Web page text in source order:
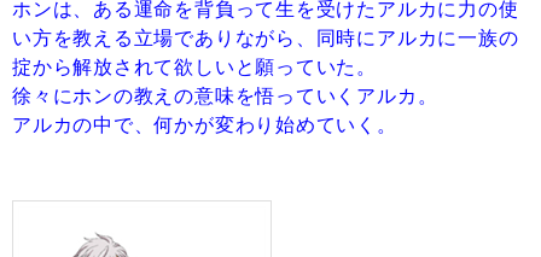
ホンは、ある運命を背負って生を受けたアルカに力の使
い方を教える立場でありながら、同時にアルカに一族の
掟から解放されて欲しいと願っていた。
徐々にホンの教えの意味を悟っていくアルカ。
アルカの中で、何かが変わり始めていく。